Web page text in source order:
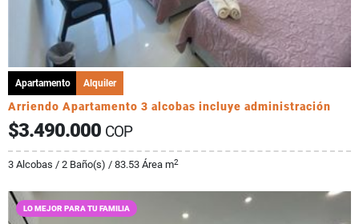
Apartamento Alquiler
Arriendo Apartamento 3 alcobas incluye administración
$3.490.000 COP
3 Alcobas / 2 Baño(s) / 83.53 Área m2
LO MEJOR PARA TU FAMILIA